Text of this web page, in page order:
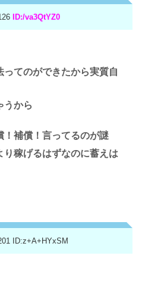
ID:/va3QtYZ0
ってのができたから実質自
うから
！補償！言ってるのが謎
り稼げるはずなのに蓄えは
ID:z+A+HYxSM